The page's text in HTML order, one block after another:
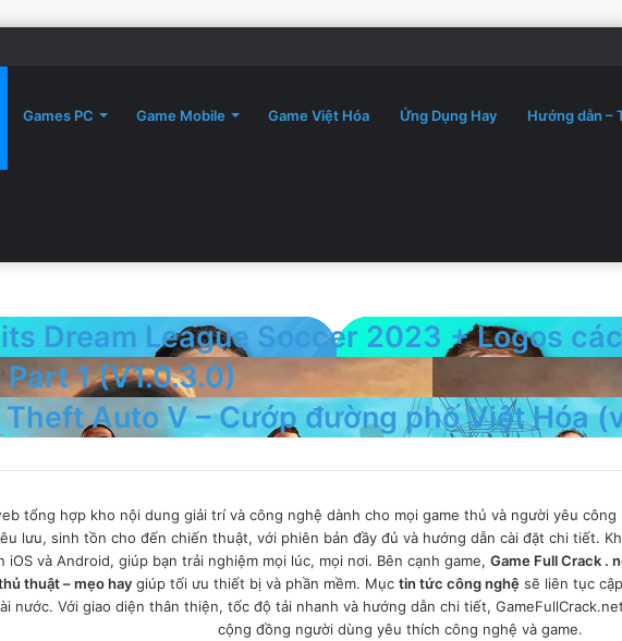
Games PC Game Mobile Game Việt Hóa Ứng Dụng Hay Hướng dẫn –
Dream League Soccer 2023 + Logos
1 (V1.0.3.0)
Theft Auto V – Cướp đường phố Việt Hóa
tổng hợp kho nội dung giải trí và công nghệ dành cho mọi game thủ và người yêu công
lưu, sinh tồn cho đến chiến thuật, với phiên bản đầy đủ và hướng dẫn cài đặt chi tiết.
iOS và Android, giúp bạn trải nghiệm mọi lúc, mọi nơi. Bên cạnh game, Game Full Crack .
thuật – mẹo haygiúp tối ưu thiết bị và phần mềm. Mục tin tức công nghệsẽ liên tục
nước. Với giao diện thân thiện, tốc độ tải nhanh và hướng dẫn chi tiết,
cộng đồng người dùng yêu thích công nghệ và game.